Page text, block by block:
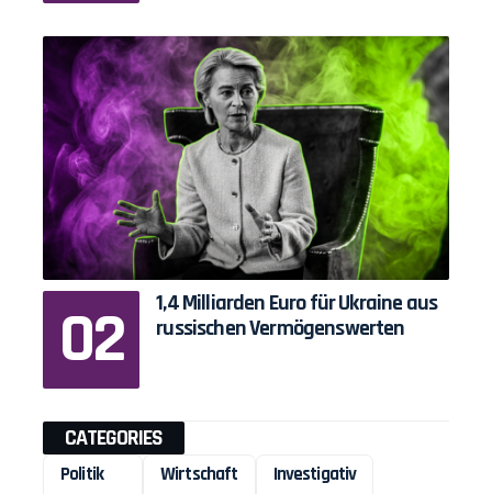
1,4 Milliarden Euro für Ukraine aus
russischen Vermögenswerten
CATEGORIES
Politik Wirtschaft Investigativ